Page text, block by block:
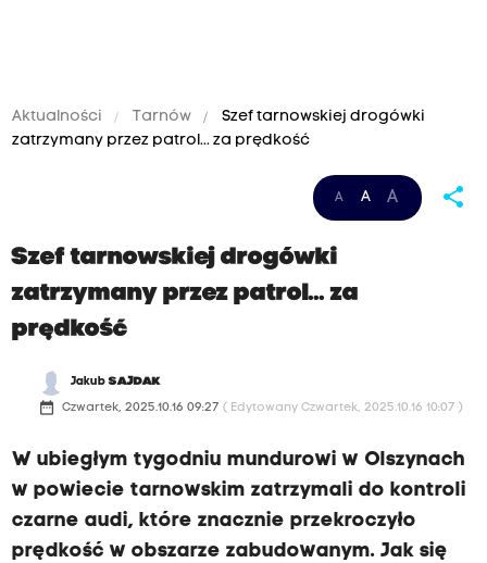
Aktualności Tarnów
Szef tarnowskiej drogówki
zatrzymany przez patrol... za prędkość
A A A share
Szef tarnowskiej drogówki
zatrzymany przez patrol... za
prędkość
JakubSAJDAK
date_range Czwartek, 2025.10.16 09:27 ( Edytowany Czwartek, 2025.10.16 10:07 )
W ubiegłym tygodniu mundurowi w Olszynach
w powiecie tarnowskim zatrzymali do kontroli
czarne audi, które znacznie przekroczyło
prędkość w obszarze zabudowanym. Jak się